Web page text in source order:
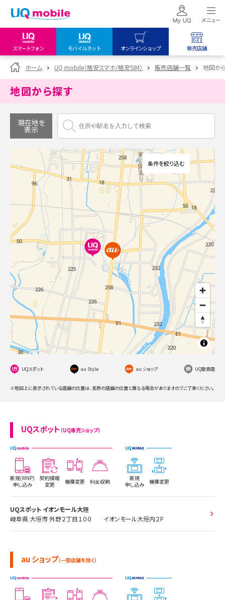
スマートフォン モバイルネット オンラインショップ 販売店舗
my UQ WiMAX
UQ WiMAX ご契約の方
My UQ mobile
UQ mobile
UQ mobile
オンラインショップ
UQ WiMAX
UQ mobile
販売店舗
UQ WiMAX
ホーム UQ mobile（格安スマホ/格安SIM） 販売店舗一覧 地図か
地図から探す
現在地を
表示
条件を絞り込む
UQスポット au Style au ショップ UQ取扱店
※地図上に表示されている店舗の位置は、実際の店舗の位置と異なる場合がありますのでご了承ください。
UQスポット （UQ専売ショップ）
新規(MNP)
申し込み
契約情報
変更
機種変更 料金収納
新規
申し込み
機種変更
UQスポット イオンモール大垣
岐阜県 大垣市 外野２丁目１００ イオンモール大垣内２Ｆ
au ショップ（一部店舗を除く）